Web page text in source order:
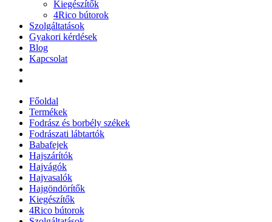
Kiegészítők
4Rico bútorok
Szolgáltatások
Gyakori kérdések
Blog
Kapcsolat
Főoldal
Termékek
Fodrász és borbély székek
Fodrászati lábtartók
Babafejek
Hajszárítók
Hajvágók
Hajvasalók
Hajgöndörítők
Kiegészítők
4Rico bútorok